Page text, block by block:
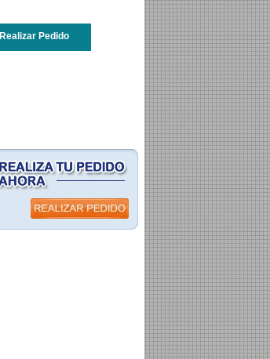
Realizar Pedido